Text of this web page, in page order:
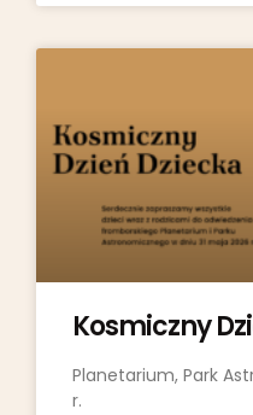
Kosmiczny
Planetarium, Park
r.